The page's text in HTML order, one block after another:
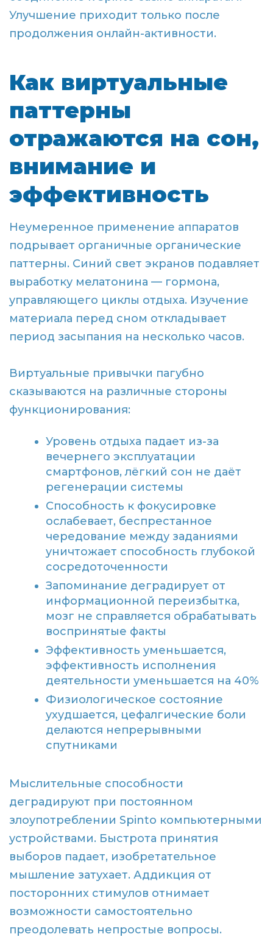
Улучшение приходит только после
продолжения онлайн-активности.
Как виртуальные
паттерны
отражаются на сон,
внимание и
эффективность
Неумеренное применение аппаратов
подрывает органичные органические
паттерны. Синий свет экранов подавляет
выработку мелатонина — гормона,
управляющего циклы отдыха. Изучение
материала перед сном откладывает
период засыпания на несколько часов.
Виртуальные привычки пагубно
сказываются на различные стороны
функционирования:
Уровень отдыха падает из-за
вечернего эксплуатации
смартфонов, лёгкий сон не даёт
регенерации системы
Способность к фокусировке
ослабевает, беспрестанное
чередование между заданиями
уничтожает способность глубокой
сосредоточенности
Запоминание деградирует от
информационной переизбытка,
мозг не справляется обрабатывать
воспринятые факты
Эффективность уменьшается,
эффективность исполнения
деятельности уменьшается на 40%
Физиологическое состояние
ухудшается, цефалгические боли
делаются непрерывными
спутниками
Мыслительные способности
деградируют при постоянном
злоупотреблении Spinto компьютерными
устройствами. Быстрота принятия
выборов падает, изобретательное
мышление затухает. Аддикция от
посторонних стимулов отнимает
возможности самостоятельно
преодолевать непростые вопросы.